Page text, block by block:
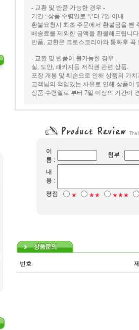
- 교환 및 반품 가능한 경우 -
기간 : 상품 수령일로 부터 7일 이내
환불요청시 최초 주문에서 환불금을 뺀
배송료를 제외한 금액을 환불해드립니
반품, 교환은 크로스코리아와 통화후 꼭
- 교환 및 반품이 불가능한 경우 -
실, 도안, 패키지등 저작권 관련 상품.
포장 개봉 및 훼손으로 인해 상품의 가
고객님의 책임있는 사유로 인해 상품이
상품 수령일로 부터 7일 이상의 기간이
이
름 :
첨부 :
내
용 :
평점
★ ★★ ★★★
번호